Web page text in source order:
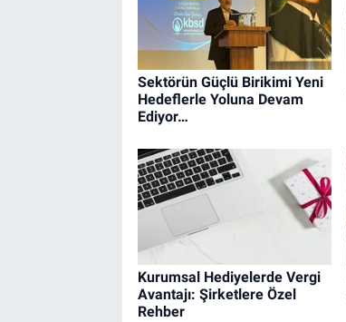
Sektörün Güçlü Birikimi Yeni
Hedeflerle Yoluna Devam
Ediyor…
Kurumsal Hediyelerde Vergi
Avantajı: Şirketlere Özel
Rehber